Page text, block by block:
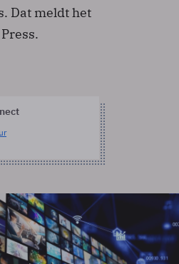
Dat meldt het